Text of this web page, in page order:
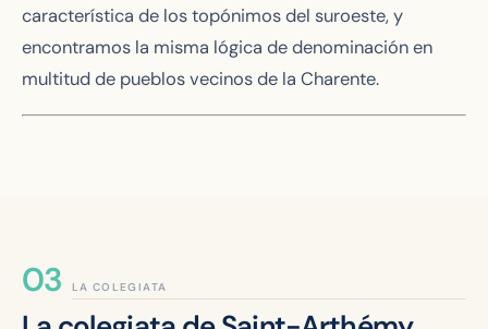
característica de los topónimos del suroeste, y
encontramos la misma lógica de denominación en
multitud de pueblos vecinos de la Charente.
LA COLEGIATA